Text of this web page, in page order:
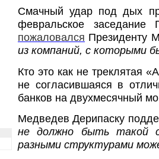
Смачный удар под дых
февральское заседание
пожаловался Президенту
из компаний, с которыми
Кто это как не треклятая
не согласившаяся в
банков на двухмесячный
Медведев Дерипаску
не должно быть такой
разными структурами